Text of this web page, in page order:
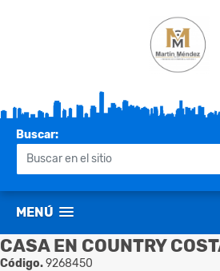
Buscar:
MENÚ
CASA EN COUNTRY
Código.9268450